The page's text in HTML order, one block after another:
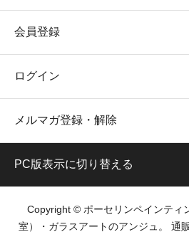
会員登録
ログイン
メルマガ登録・解除
PC版表示に切り替える
Copyright © ポーセリンペインティ
室）・ガラスアートのアンジュ。 通